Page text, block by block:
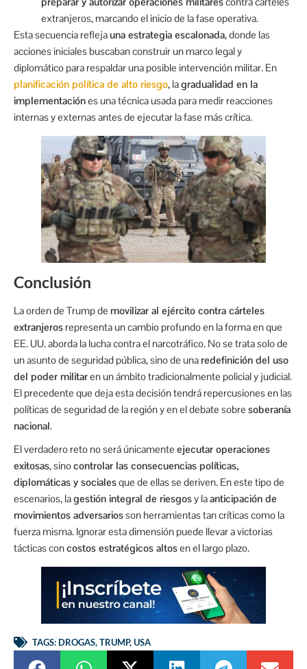
extranjeros, marcando el inicio de la fase operativa.
Esta secuencia reflejauna estrategia escalonada, donde las
acciones iniciales buscaban construir un marco legal y
diplomático para respaldar una posible intervención militar. En
planificación política de alto riesgo, lagradualidad en la
implementaciónes una técnica usada para medir reacciones
internas y externas antes de ejecutar la fase más crítica.
Conclusión
La orden de Trump de movilizar al ejército contra cárteles
extranjeros representa un cambio profundo en la forma en que
EE. UU. aborda la lucha contra el narcotráfico. No se trata solo de
un asunto de seguridad pública, sino de una redefinición del uso
del poder militaren un ámbito tradicionalmente policial y judicial.
El precedente que deja esta decisión tendrá repercusiones en las
políticas de seguridad de la región y en el debate sobre soberanía
nacional.
El verdadero reto no será únicamente ejecutar operaciones
exitosas, sinocontrolar las consecuencias políticas,
diplomáticas y socialesque de ellas se deriven. En este tipo de
escenarios, lagestión integral de riesgosy laanticipación de
movimientos adversariosson herramientas tan críticas como la
fuerza misma. Ignorar esta dimensión puede llevar a victorias
tácticas concostos estratégicos altosen el largo plazo.
TAGS: DROGAS,TRUMP,USA